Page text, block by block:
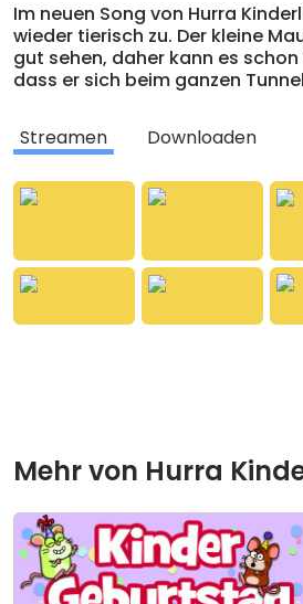
Im neuen Song von Hurra
wieder tierisch zu. Der kleine
gut sehen, daher kann es
dass er sich beim ganzen
wenn das ausgerechnet eine
Maulwurf sie großzügig unserer
menschliches Pop-Kinderlied,
von einem kongenial lustigen
Streamen Downloaden
Mehr von Hurra